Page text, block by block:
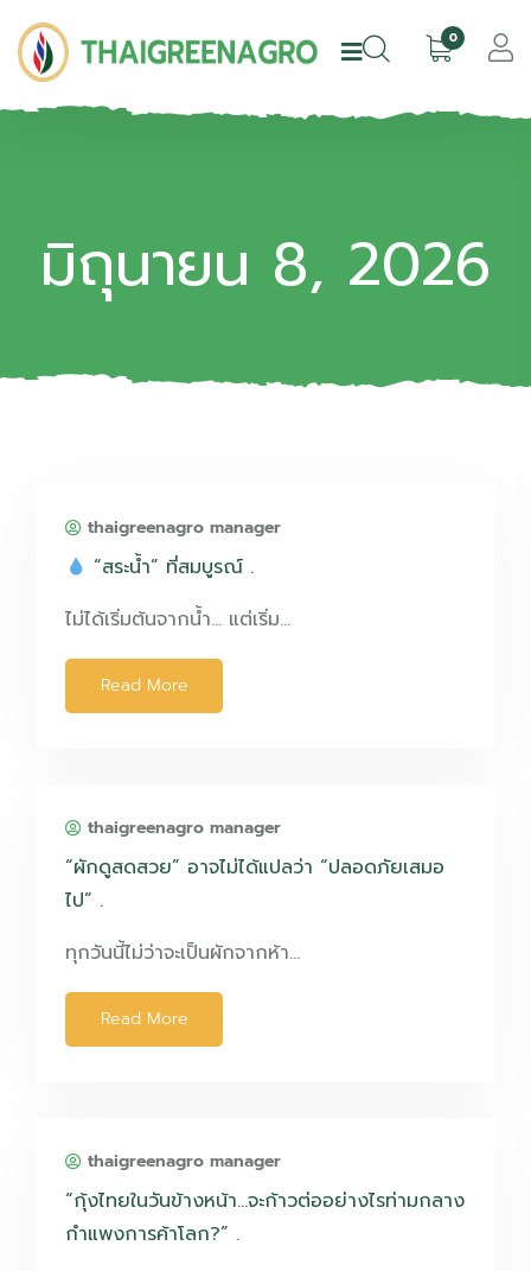
0
มิถุนายน 8, 2026
thaigreenagro manager
“สระน้ำ” ที่สมบูรณ์ .
ไม่ได้เริ่มต้นจากน้ำ… แต่เริ่ม…
Read More
thaigreenagro manager
“ผักดูสดสวย” อาจไม่ได้แปลว่า “ปลอดภัยเสมอ
ไป” .
ทุกวันนี้ไม่ว่าจะเป็นผักจากห้า…
Read More
thaigreenagro manager
“กุ้งไทยในวันข้างหน้า…จะก้าวต่ออย่างไรท่ามกลาง
กำแพงการค้าโลก?” .